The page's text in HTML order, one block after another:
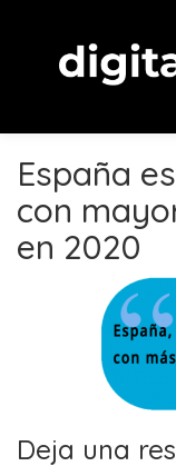
España
con
en 2020
Deja una